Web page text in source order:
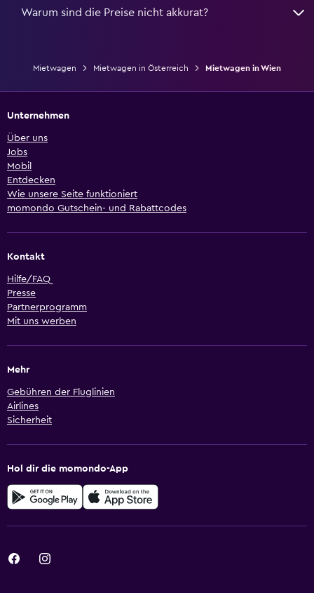
Warum sind die Preise nicht akkurat?
Mietwagen Mietwagen in Österreich Mietwagen in Wien
Unternehmen
Über uns
Jobs
Mobil
Entdecken
Wie unsere Seite funktioniert
momondo Gutschein- und Rabattcodes
Kontakt
Hilfe/FAQ
Presse
Partnerprogramm
Mit uns werben
Mehr
Gebühren der Fluglinien
Airlines
Sicherheit
Hol dir die momondo-App